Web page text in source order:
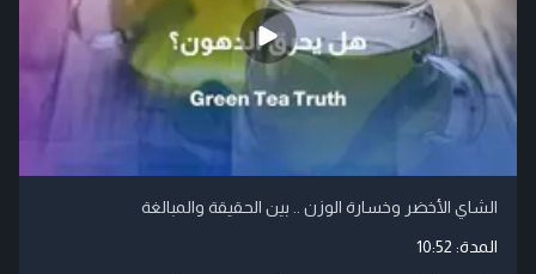
الشاي الأخضر وخسارة الوزن .. بين الحقيقة والمبالغة
المدة: 10:52